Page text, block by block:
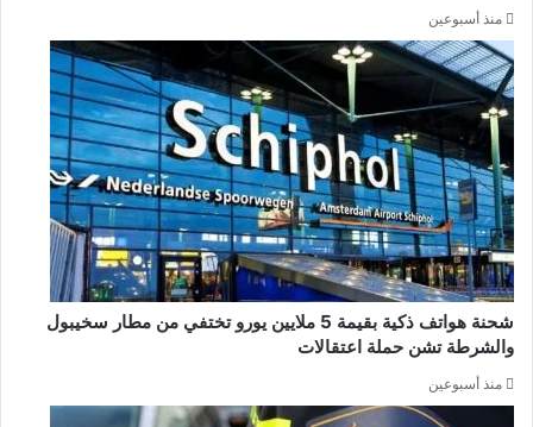
منذ أسبوعين
شحنة هواتف ذكية بقيمة 5 ملايين يورو تختفي من مطار سخيبول
والشرطة تشن حملة اعتقالات
منذ أسبوعين